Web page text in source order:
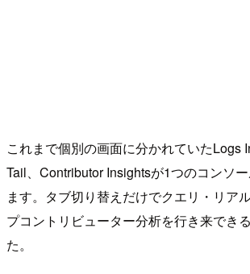
これまで個別の画面に分かれていたLogs
Tail、Contributor Insightsが1つのコンソ
ます。タブ切り替えだけでクエリ・リア
プコントリビューター分析を行き来でき
た。